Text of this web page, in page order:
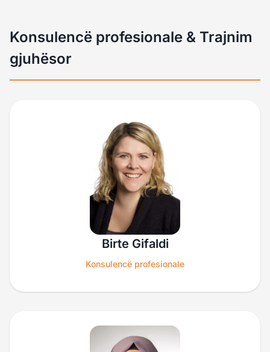
Konsulencë profesionale & Trajnim
gjuhësor
Birte Gifaldi
Konsulencë profesionale